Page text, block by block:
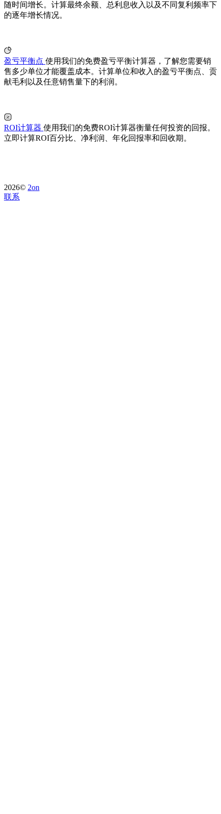
随时间增长。计算最终余额、总利息收入以及不同复利频率下
的逐年增长情况。
盈亏平衡点 使用我们的免费盈亏平衡计算器，了解您需要销
售多少单位才能覆盖成本。计算单位和收入的盈亏平衡点、贡
献毛利以及任意销售量下的利润。
ROI计算器 使用我们的免费ROI计算器衡量任何投资的回报。
立即计算ROI百分比、净利润、年化回报率和回收期。
2026© 2on
联系